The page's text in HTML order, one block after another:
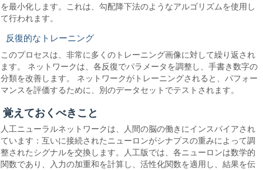
を最小化します。これは、勾配降下法のようなアルゴリズムを使用し
て行われます。
反復的なトレーニング
このプロセスは、非常に多くのトレーニング画像に対して繰り返され
ます。 ネットワークは、各反復でパラメータを調整し、手書き数字の
分類を改善します。 ネットワークがトレーニングされると、パフォー
マンスを評価するために、別のデータセットでテストされます。
覚えておくべきこと
人工ニューラルネットワークは、人間の脳の働きにインスパイアされ
ています：互いに接続されたニューロンがシナプスの重みによって調
整されたシグナルを交換します。人工版では、各ニューロンは数学的
関数であり、入力の加重和を計算し、活性化関数を適用し、結果を伝